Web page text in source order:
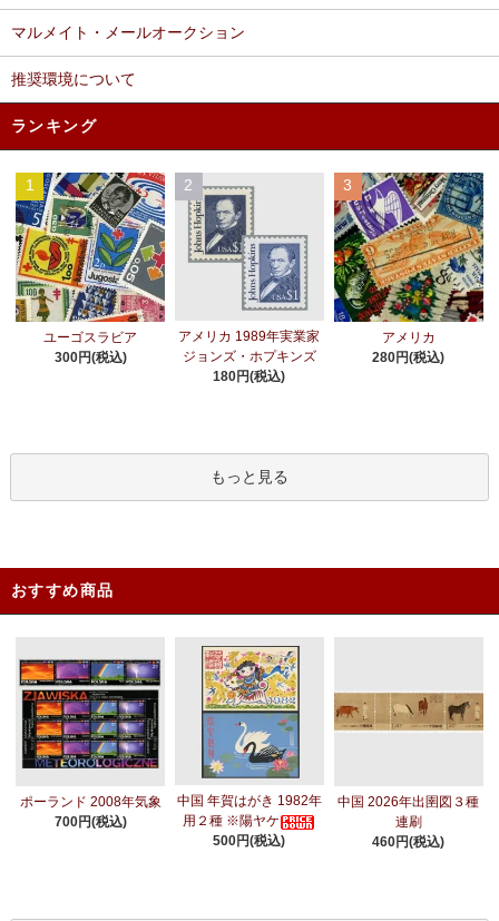
マルメイト・メールオークション
推奨環境について
ランキング
1
ユーゴスラビア
300円(税込)
2
アメリカ 1989年実業家
ジョンズ・ホプキンズ
180円(税込)
3
アメリカ
280円(税込)
もっと見る
おすすめ商品
ポーランド 2008年気象
700円(税込)
中国 年賀はがき 1982年
用２種 ※陽ヤケ
500円(税込)
中国 2026年出圉図３種
連刷
460円(税込)